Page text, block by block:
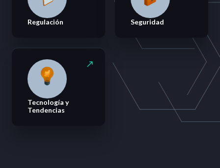
Regulación Seguridad
Tecnología y
Tendencias